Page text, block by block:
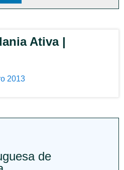
Ativa |
2013
de